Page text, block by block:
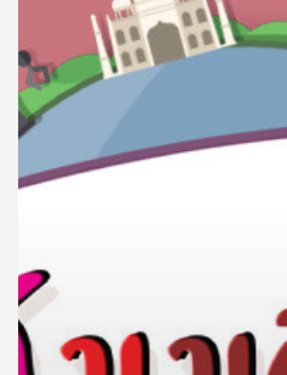
เพล
ย์
ลิ
ของ
เพลง